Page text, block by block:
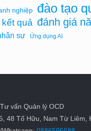
nghiệp đào tạo
quả đánh giá
sự Ứng dụng AI
vấn Quản lý OCD
48 Tố Hữu, Nam Từ Liêm,